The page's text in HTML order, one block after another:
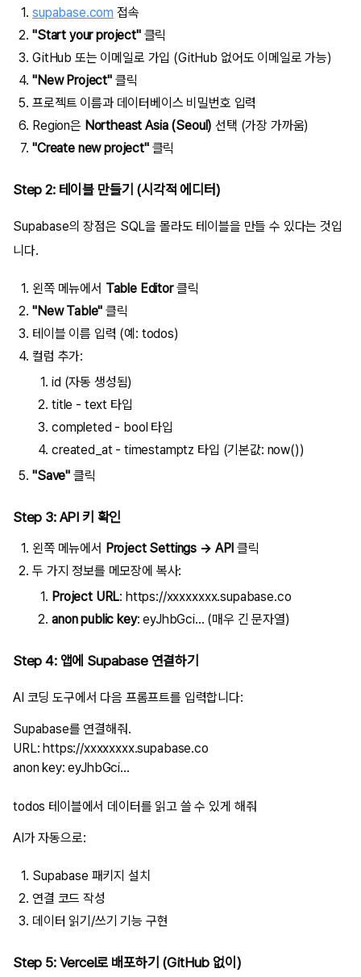
supabase.com 접속
"Start your project"클릭
GitHub 또는 이메일로 가입 (GitHub 없어도 이메일로 가능)
"New Project"클릭
프로젝트 이름과 데이터베이스 비밀번호 입력
Region은 Northeast Asia (Seoul) 선택 (가장 가까움)
"Create new project"클릭
Step 2: 테이블 만들기 (시각적 에디터)
Supabase의 장점은 SQL을 몰라도 테이블을 만들 수 있다는 것입
니다.
왼쪽 메뉴에서 Table Editor클릭
"New Table" 클릭
테이블 이름 입력 (예: todos)
컬럼 추가:
id (자동 생성됨)
title - text 타입
completed - bool 타입
created_at - timestamptz 타입 (기본값: now())
"Save" 클릭
Step 3: API 키 확인
왼쪽 메뉴에서 Project Settings → API 클릭
두 가지 정보를 메모장에 복사:
Project URL: https://xxxxxxxx.supabase.co
anon public key:eyJhbGci... (매우 긴 문자열)
Step 4: 앱에 Supabase 연결하기
AI 코딩 도구에서 다음 프롬프트를 입력합니다:
Supabase를 연결해줘.
URL: https://xxxxxxxx.supabase.co
anon key: eyJhbGci...
AI가 자동으로:
Supabase 패키지 설치
연결 코드 작성
데이터 읽기/쓰기 기능 구현
Step 5: Vercel로 배포하기 (GitHub 없이)